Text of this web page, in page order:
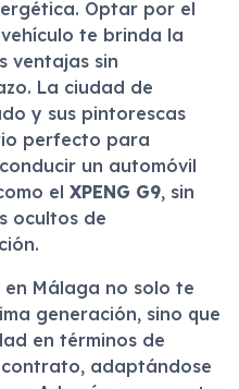
Optar por el
te brinda la
ventajas sin
La ciudad de
y sus pintorescas
perfecto para
un automóvil
el XPENG G9, sin
ocultos de
en Málaga no solo te
generación, sino que
en términos de
adaptándose